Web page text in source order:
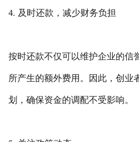
4. 及时还款，减少财务负担
按时还款不仅可以维护企业的信
所产生的额外费用。因此，创业
划，确保资金的调配不受影响。